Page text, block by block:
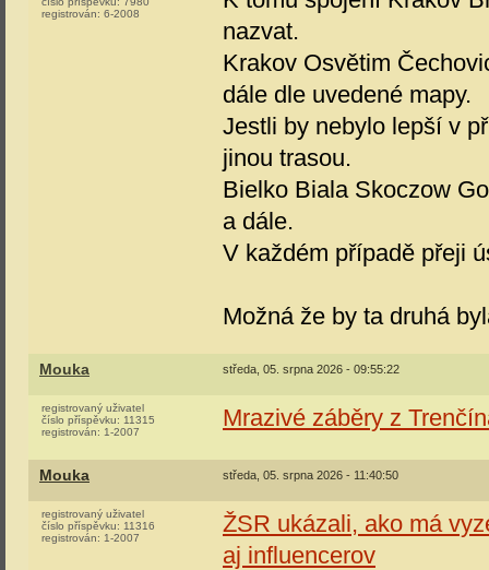
registrován: 6-2008
nazvat.
Krakov Osvětim
dále dle uvedené mapy.
Jestli by nebylo lepší v
jinou trasou.
Bielko Biala Skoczow
a dále.
V každém případě přeji
Možná že by ta druhá
Mouka středa, 05. srpna 2026 - 09:55:22
registrovaný uživatel
číslo příspěvku: 11315
registrován: 1-2007
Mrazivé záběry z
Mouka středa, 05. srpna 2026 - 11:40:50
registrovaný uživatel
číslo příspěvku: 11316
registrován: 1-2007
ŽSR ukázali, ako má
aj influencerov